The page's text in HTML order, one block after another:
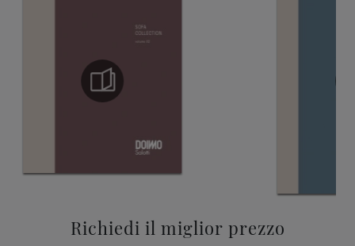
Richiedi il miglior prezzo